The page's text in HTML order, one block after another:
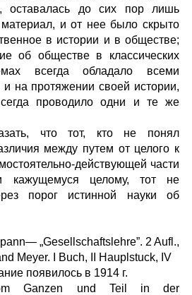
оставалась до сих пор лишь
и от нее было скрыто
в истории и в обществе;
об обществе в классических
всегда обладало всеми
на протяжении своей истории,
проводило одни и те же
что тот, кто не понял
между путем от целого к
действующей части
кажущемуся целому, тот не
порог истинной науки об
„Gesellschaftslehre”. 2 Aufl.,
Meyer. I Buch, II Hauplstuck, IV
появилось в 1914 г.
Ganzen und Teil in der